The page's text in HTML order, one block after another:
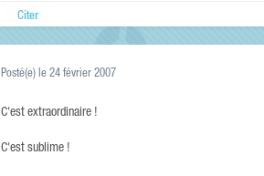
Citer
Posté(e) le 24 février 2007
C'est extraordinaire !
C'est sublime !